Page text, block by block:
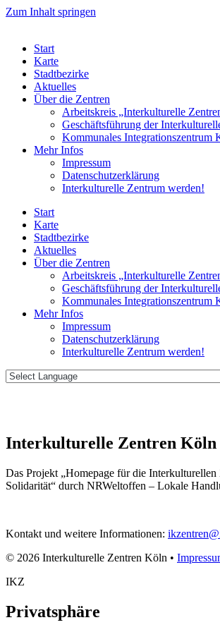
Zum Inhalt springen
Start
Karte
Stadtbezirke
Aktuelles
Über die Zentren
Arbeitskreis „Interkulturelle
Geschäftsführung der
Kommunales Integrationszentrum
Mehr Infos
Impressum
Datenschutzerklärung
Interkulturelle Zentrum werden!
Start
Karte
Stadtbezirke
Aktuelles
Über die Zentren
Arbeitskreis „Interkulturelle
Geschäftsführung der
Kommunales Integrationszentrum
Mehr Infos
Impressum
Datenschutzerklärung
Interkulturelle Zentrum werden!
Interkulturelle Zentren Köln
Das Projekt „Homepage für die
Solidarität“ durch NRWeltoffen – Lokale
Kontakt und weitere Informationen:
© 2026 Interkulturelle Zentren Köln •
IKZ
Privatsphäre